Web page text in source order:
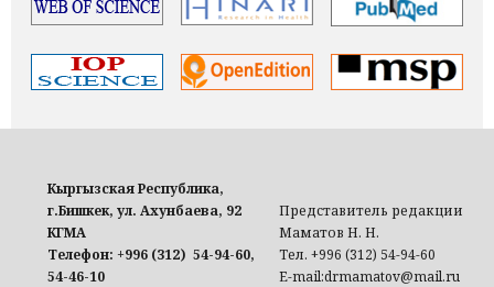
Кыргызская Республика,
г.Бишкек, ул. Ахунбаева, 92
КГМА
Телефон: +996 (312) 54-94-60,
54-46-10
Представитель редакции
Маматов Н. Н.
Тел. +996 (312) 54-94-60
E-mail:drmamatov@mail.ru